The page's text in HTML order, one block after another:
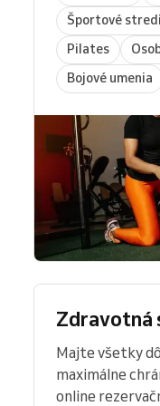
Športové
Pilates
Bojové umenia
Majte všetky
maximálne
online